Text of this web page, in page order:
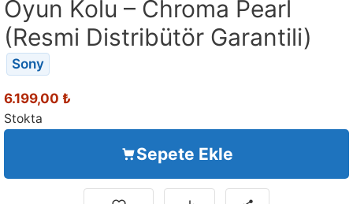
Oyun Kolu – Chroma Pearl
(Resmi Distribütör Garantili)
Sony
6.199,00 ₺
Stokta
Sepete Ekle